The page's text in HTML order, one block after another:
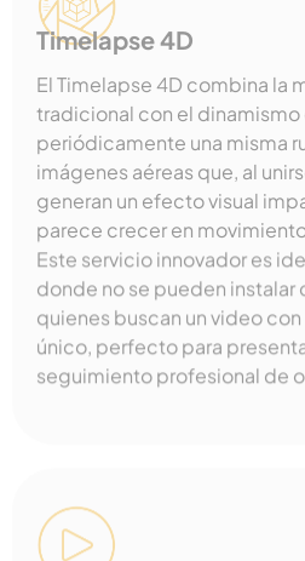
Timelapse 4D
El Timelapse 4D combina la
tradicional con el dinamismo
periódicamente una misma
imágenes aéreas que, al
generan un efecto visual
parece crecer en
Este servicio innovador es
donde no se pueden instalar
quienes buscan un video
único, perfecto para
seguimiento profesional de